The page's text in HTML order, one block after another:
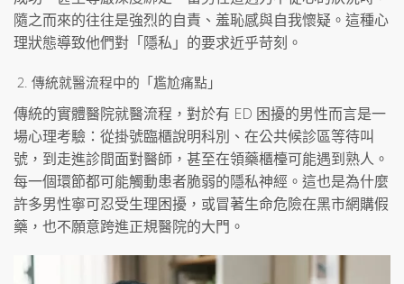
隨之而來的往往是強烈的自責、羞恥感與自我懷疑。這種心
理狀態導致他們對「隱私」的要求近乎苛刻。
傳統就醫流程中的「尷尬痛點」
傳統的實體醫院就醫流程，對於有 ED 困擾的男性而言是一
場心理考驗：從掛號臨櫃說明科別、在公共候診區等待叫
號，到走進診間面對醫師，甚至在領藥櫃檯可能遇到熟人。
每一個環節都可能觸動患者脆弱的隱私神經。這也是為什麼
許多男性寧可忍受生理困擾，或冒著生命危險在黑市網購假
藥，也不願意跨進正規醫院的大門。